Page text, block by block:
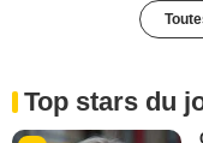
Top stars du